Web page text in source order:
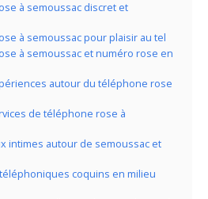
à semoussac discret et
à semoussac pour plaisir au tel
à semoussac et numéro rose en
autour du téléphone rose
de téléphone rose à
intimes autour de semoussac et
coquins en milieu